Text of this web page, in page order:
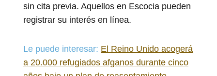
sin cita previa. Aquellos en Escocia pueden
registrar su interés en línea.
Le puede interesar: El Reino Unido acogerá
a 20.000 refugiados afganos durante cinco